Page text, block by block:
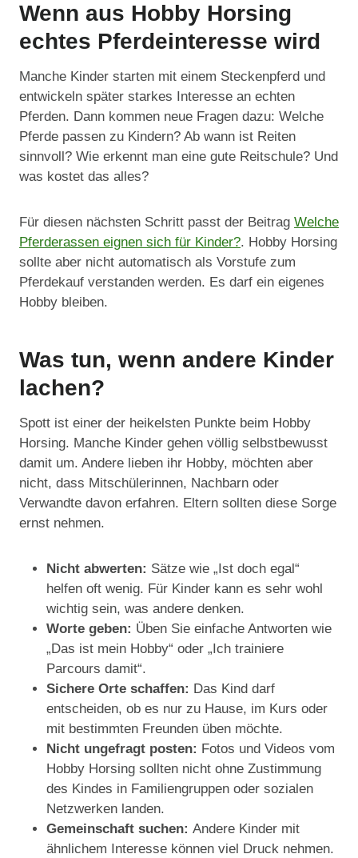
Wenn aus Hobby Horsing
echtes Pferdeinteresse wird
Manche Kinder starten mit einem Steckenpferd und
entwickeln später starkes Interesse an echten
Pferden. Dann kommen neue Fragen dazu: Welche
Pferde passen zu Kindern? Ab wann ist Reiten
sinnvoll? Wie erkennt man eine gute Reitschule? Und
was kostet das alles?
Für diesen nächsten Schritt passt der Beitrag Welche
Pferderassen eignen sich für Kinder?. Hobby Horsing
sollte aber nicht automatisch als Vorstufe zum
Pferdekauf verstanden werden. Es darf ein eigenes
Hobby bleiben.
Was tun, wenn andere Kinder
lachen?
Spott ist einer der heikelsten Punkte beim Hobby
Horsing. Manche Kinder gehen völlig selbstbewusst
damit um. Andere lieben ihr Hobby, möchten aber
nicht, dass Mitschülerinnen, Nachbarn oder
Verwandte davon erfahren. Eltern sollten diese Sorge
ernst nehmen.
Nicht abwerten: Sätze wie „Ist doch egal“
helfen oft wenig. Für Kinder kann es sehr wohl
wichtig sein, was andere denken.
Worte geben: Üben Sie einfache Antworten wie
„Das ist mein Hobby“ oder „Ich trainiere
Parcours damit“.
Sichere Orte schaffen: Das Kind darf
entscheiden, ob es nur zu Hause, im Kurs oder
mit bestimmten Freunden üben möchte.
Nicht ungefragt posten: Fotos und Videos vom
Hobby Horsing sollten nicht ohne Zustimmung
des Kindes in Familiengruppen oder sozialen
Netzwerken landen.
Gemeinschaft suchen: Andere Kinder mit
ähnlichem Interesse können viel Druck nehmen.